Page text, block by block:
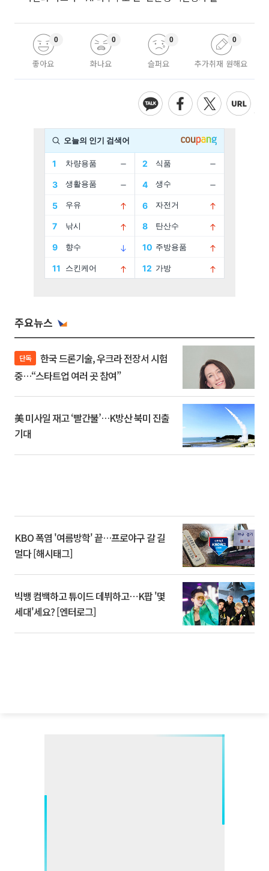
좋아요
0
화나요
0
슬퍼요
0
추가취재 원해요
0
주요뉴스
단독
중…“스타트업 여러 곳 참여”
美 미사일 재고 ‘빨간불’…K방산 북미 진출
기대
KBO 폭염 '여름방학' 끝…프로야구 갈 길
멀다 [해시태그]
빅뱅 컴백하고 튜이드 데뷔하고⋯K팝 '몇
세대'세요? [엔터로그]